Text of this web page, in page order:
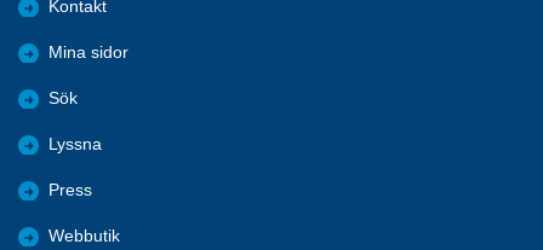
Kontakt
Mina sidor
Sök
Lyssna
Press
Webbutik